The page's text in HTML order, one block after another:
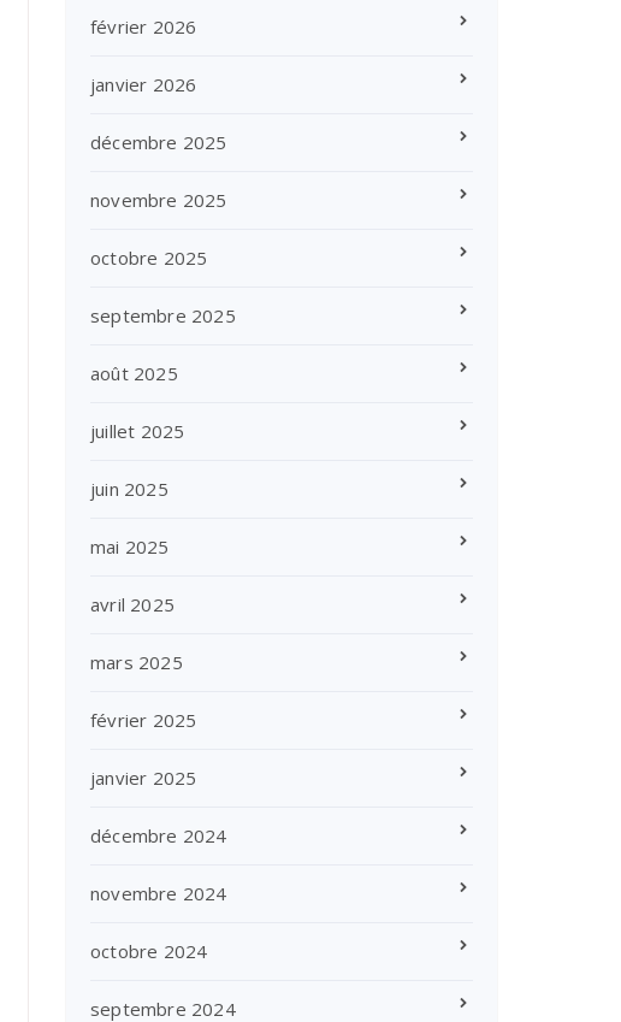
février 2026
janvier 2026
décembre 2025
novembre 2025
octobre 2025
septembre 2025
août 2025
juillet 2025
juin 2025
mai 2025
avril 2025
mars 2025
février 2025
janvier 2025
décembre 2024
novembre 2024
octobre 2024
septembre 2024